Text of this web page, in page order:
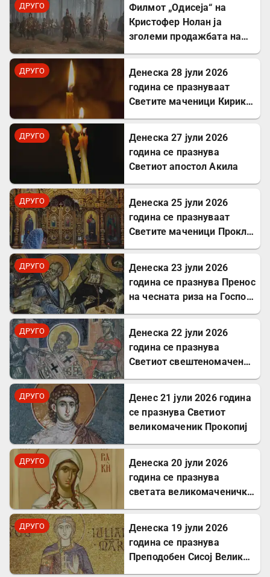
ДРУГО
Филмот „Одисеја“ на
Кристофер Нолан ја
зголеми продажбата на
ДРУГО
Денеска 28 јули 2026
година се празнуваат
Светите маченици Кирик и
ДРУГО
Денеска 27 јули 2026
година се празнува
Светиот апостол Акила
ДРУГО
Денеска 25 јули 2026
година се празнуваат
Светите маченици Прокл и
ДРУГО
Денеска 23 јули 2026
година се празнува Пренос
на чесната риза на Господ
ДРУГО
Денеска 22 јули 2026
година се празнува
Светиот свештеномаченик
ДРУГО
Денес 21 јули 2026 година
се празнува Светиот
великомаченик Прокопиј
ДРУГО
Денеска 20 јули 2026
година се празнува
светата великомаченичка
ДРУГО
Денеска 19 јули 2026
година се празнува
Преподобен Сисој Велики: